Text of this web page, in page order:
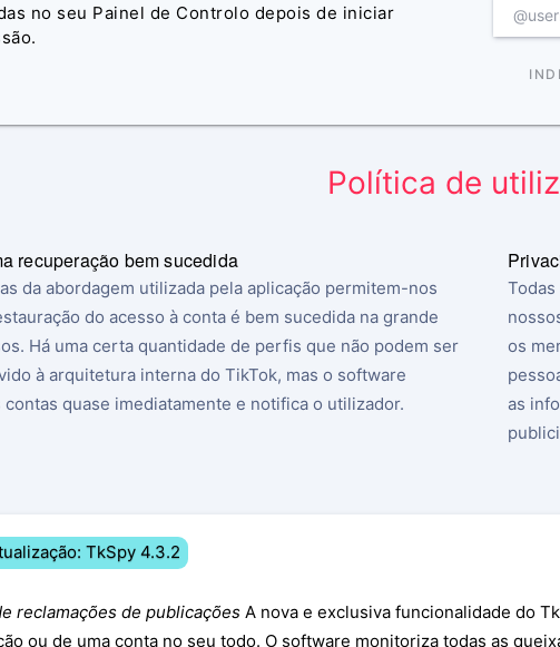
no seu Painel de Controlo depois de iniciar
Política de
recuperação bem sucedida
da abordagem utilizada pela aplicação permitem-nos
do acesso à conta é bem sucedida na grande
Há uma certa quantidade de perfis que não podem ser
à arquitetura interna do TikTok, mas o software
quase imediatamente e notifica o utilizador.
os
as
TkSpy 4.3.2
reclamações de publicações A nova e exclusiva funcionalidade do
ou de uma conta no seu todo. O software monitoriza todas as